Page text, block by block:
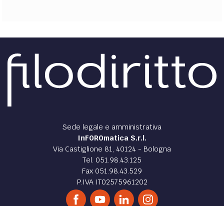
Sede legale e amministrativa
InFOROmatica S.r.l.
Via Castiglione 81, 40124 - Bologna
Tel. 051.98.43.125
Fax 051.98.43.529
P.IVA IT02575961202